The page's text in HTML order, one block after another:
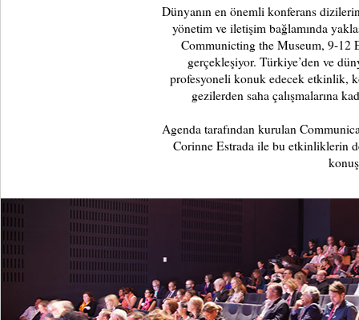
Dünyanın en önemli konferans
yönetim ve iletişim bağlamında
Communicting the Museum, 9-12
gerçekleşiyor. Türkiye’den ve
profesyoneli konuk edecek etkinlik,
gezilerden saha çalışmalarına
Agenda tarafından kurulan
Corinne Estrada ile bu etkinliklerin